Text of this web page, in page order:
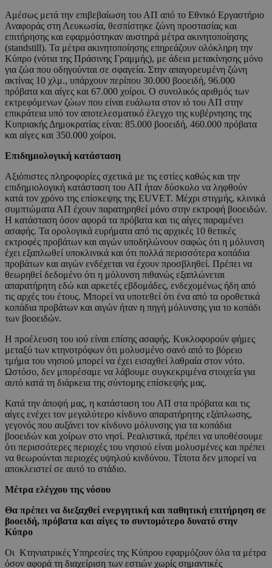
Αμέσως μετά την επιβεβαίωση του ΑΠ από το Εθνικό Εργαστήριο
Αναφοράς στη Λευκωσία, θεσπίστηκε ζώνη προστασίας και
επιτήρησης και εφαρμόστηκαν αυστηρά μέτρα ακινητοποίησης
(standstill). Τα μέτρα ακινητοποίησης επηρεάζουν ολόκληρη την
Κύπρο (νότια της Πράσινης Γραμμής), με άδεια μετακίνησης μόνο
για ζώα που οδηγούνται σε σφαγεία. Στην απαγορευμένη ζώνη
ακτίνας 10 χλμ., υπάρχουν περίπου 30.000 βοοειδή, 96.000
πρόβατα και αίγες και 67.000 χοίροι. Ο συνολικός αριθμός των
εκτρεφόμενων ζώων που είναι ευάλωτα στον ιό του ΑΠ στην
επικράτεια υπό τον αποτελεσματικό έλεγχο της κυβέρνησης της
Κυπριακής Δημοκρατίας είναι: 85.000 βοοειδή, 460.000 πρόβατα
και αίγες και 350.000 χοίροι.
Επιδημιολογική κατάσταση
Αξιόπιστες πληροφορίες σχετικά με τις εστίες καθώς και την
επιδημιολογική κατάσταση του ΑΠ ήταν δύσκολο να ληφθούν
κατά τον χρόνο της επίσκεψης της EUVET. Μέχρι στιγμής, κλινικά
συμπτώματα ΑΠ έχουν παρατηρηθεί μόνο στην εκτροφή βοοειδών.
Η κατάσταση όσον αφορά τα πρόβατα και τις αίγες παραμένει
ασαφής. Τα ορολογικά ευρήματα από τις αρχικές 10 θετικές
εκτροφές προβάτων και αιγών υποδηλώνουν σαφώς ότι η μόλυνση
έχει εξαπλωθεί υποκλινικά και ότι πολλά περισσότερα κοπάδια
προβάτων και αιγών ενδέχεται να έχουν προσβληθεί. Πρέπει να
θεωρηθεί δεδομένο ότι η μόλυνση πιθανώς εξαπλώνεται
απαρατήρητη εδώ και αρκετές εβδομάδες, ενδεχομένως ήδη από
τις αρχές του έτους. Μπορεί να υποτεθεί ότι ένα από τα οροθετικά
κοπάδια προβάτων και αιγών ήταν η πηγή μόλυνσης για το κοπάδι
των βοοειδών.
Η προέλευση του ιού είναι επίσης ασαφής. Κυκλοφορούν φήμες
μεταξύ των κτηνοτρόφων ότι μολυσμένο σανό από το βόρειο
τμήμα του νησιού μπορεί να έχει εισαχθεί λαθραία στον νότο.
Ωστόσο, δεν μπορέσαμε να λάβουμε συγκεκριμένα στοιχεία για
αυτό κατά τη διάρκεια της σύντομης επίσκεψής μας.
Κατά την άποψή μας, η κατάσταση του ΑΠ στα πρόβατα και τις
αίγες ενέχει τον μεγαλύτερο κίνδυνο απαρατήρητης εξάπλωσης,
γεγονός που αυξάνει τον κίνδυνο μόλυνσης για τα κοπάδια
βοοειδών και χοίρων στο νησί. Ρεαλιστικά, πρέπει να υποθέσουμε
ότι περισσότερες περιοχές του νησιού είναι μολυσμένες και πρέπει
να θεωρούνται περιοχές υψηλού κινδύνου. Τίποτα δεν μπορεί να
αποκλειστεί σε αυτό το στάδιο.
Μέτρα ελέγχου της νόσου
Θα πρέπει να διεξαχθεί ενεργητική και παθητική επιτήρηση σε
βοοειδή, πρόβατα και αίγες το συντομότερο δυνατό στην
Κύπρο
Οι Κτηνιατρικές Υπηρεσίες της Κύπρου εφαρμόζουν όλα τα μέτρα
όσον αφορά τη διαχείριση των εστιών χωρίς σημαντικές